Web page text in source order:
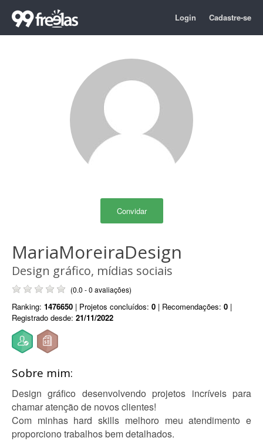
Login Cadastre-se
Convidar
MariaMoreiraDesign
Design gráfico, mídias sociais
(0.0 - 0 avaliações)
Ranking: 1476650 | Projetos concluídos: 0 | Recomendações: 0 |
Registrado desde: 21/11/2022
Sobre mim:
Design gráfico desenvolvendo projetos incríveis para
chamar atenção de novos clientes!
Com minhas hard skills melhoro meu atendimento e
proporciono trabalhos bem detalhados.